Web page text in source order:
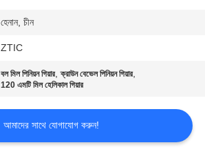
হেনান, চীন
ZTIC
বল মিল পিনিয়ন গিয়ার,ক্রাউন বেভেল পিনিয়ন গিয়ার,
120 এমটি মিল হেলিকাল গিয়ার
আমাদের সাথে যোগাযোগ করুন!